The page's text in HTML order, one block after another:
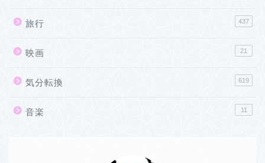
旅行 437
映画 21
気分転換 619
音楽 11